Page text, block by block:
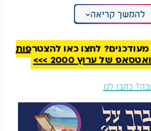
לפי הטעם.
המגוררת וערבבו שוב.
כדי לוודא שהתיבול מאוזן ולפי
במקרר בכלי אטום למשך כמה
להמשך קריאה
לחצו כאן להצטרפות
של ערוץ 2000 >>>
כתבו לנו